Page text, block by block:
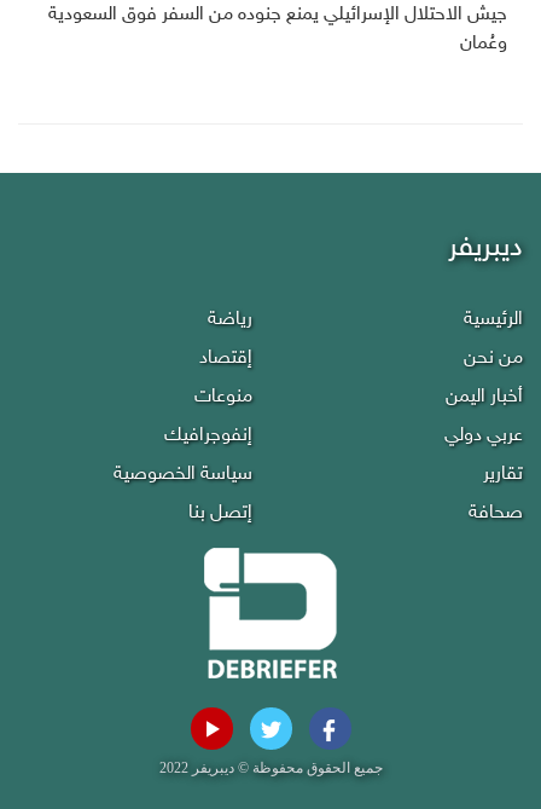
جيش الاحتلال الإسرائيلي يمنع جنوده من السفر فوق السعودية
وعُمان
ديبريفر
الرئيسية
من نحن
أخبار اليمن
عربي دولي
تقارير
صحافة
رياضة
إقتصاد
منوعات
إنفوجرافيك
سياسة الخصوصية
إتصل بنا
جميع الحقوق محفوظة © ديبريفر 2022